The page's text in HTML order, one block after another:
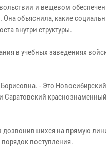
и вещевом
Она объяснила, какие
внутри структуры.
в учебных заведениях
- Это
Саратовский
дозвонившихся на прямую
поступления.